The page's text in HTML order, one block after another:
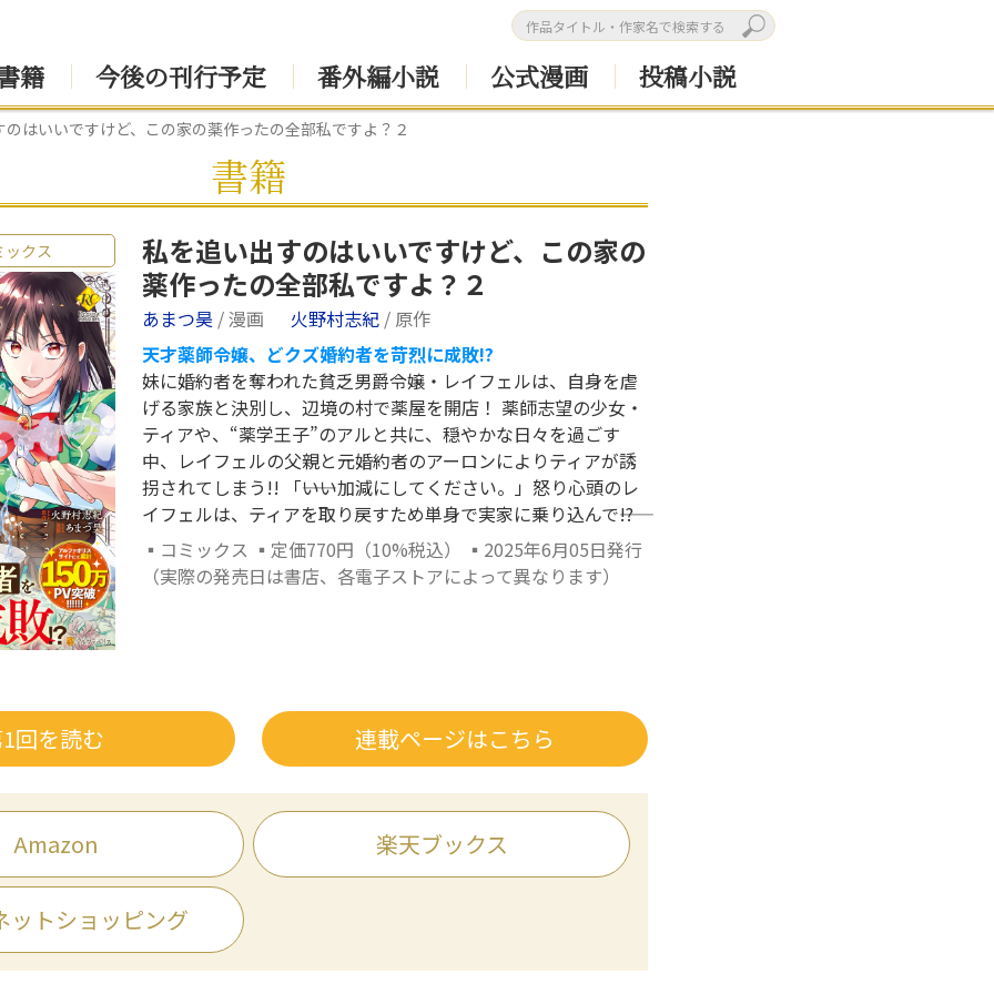
籍 今後の刊行予定 番外編小説 公式漫画 投稿小説
のはいいですけど、この家の薬作ったの全部私ですよ？２
書籍
ックス
私を追い出すのはいいですけど、この家の
薬作ったの全部私ですよ？２
あまつ昊 / 漫画 火野村志紀 / 原作
天才薬師令嬢、どクズ婚約者を苛烈に成敗!?
妹に婚約者を奪われた貧乏男爵令嬢・レイフェルは、自身を虐
げる家族と決別し、辺境の村で薬屋を開店！ 薬師志望の少女・
ティアや、“薬学王子”のアルと共に、穏やかな日々を過ごす
中、レイフェルの父親と元婚約者のアーロンによりティアが誘
拐されてしまう!! 「――いい加減にしてください。」怒り心頭のレ
イフェルは、ティアを取り戻すため単身で実家に乗り込んで――!?
▪コミックス ▪定価770円（10%税込） ▪2025年6月05日発行
（実際の発売日は書店、各電子ストアによって異なります）
回を読む 連載ページはこちら
Amazon 楽天ブックス
ットショッピング